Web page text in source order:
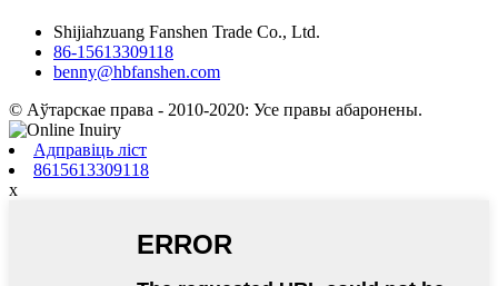
Shijiahzuang Fanshen Trade Co., Ltd.
86-15613309118
benny@hbfanshen.com
© Аўтарскае права - 2010-2020: Усе правы абаронены.
Адправіць ліст
8615613309118
x